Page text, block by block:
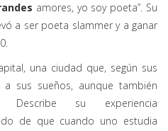
amores, yo soy poeta”. Su
a ser poeta slammery a ganar
una ciudad que, según sus
sus sueños, aunque también
Describe su experiencia
de que cuando uno estudia